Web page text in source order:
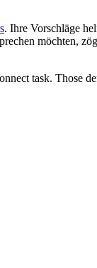
. Ihre Vorschläge
möchten,
task. Those